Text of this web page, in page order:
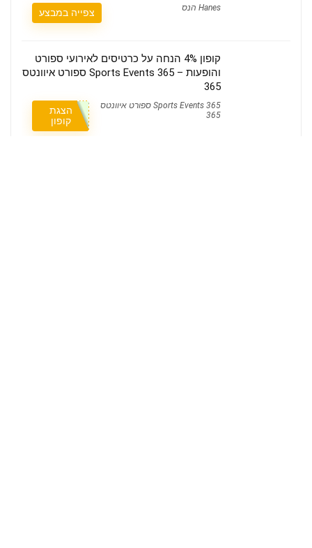
Hanes הנס צפייה במבצע
קופון 4% הנחה על כרטיסים לאירועי ספורט
והופעות – Sports Events 365 ספורט איוונטס
365
Sports Events 365 ספורט איוונטס
365
הצגת
קופון